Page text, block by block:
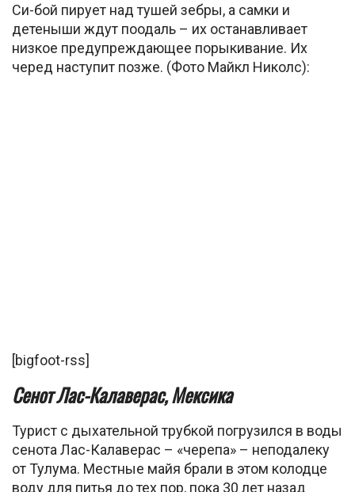
Си-бой пирует над тушей зебры, а самки и
детеныши ждут поодаль – их останавливает
низкое предупреждающее порыкивание. Их
черед наступит позже. (Фото Майкл Николс):
[bigfoot-rss]
Сенот Лас-Калаверас, Мексика
Турист с дыхательной трубкой погрузился в воды
сенота Лас-Калаверас – «черепа» – неподалеку
от Тулума. Местные майя брали в этом колодце
воду для питья до тех пор, пока 30 лет назад